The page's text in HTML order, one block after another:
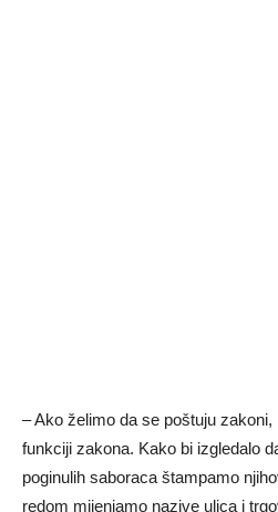
– Ako želimo da se poštuju
funkciji zakona. Kako bi izgledalo
poginulih saboraca štampamo
redom mijenjamo nazive ulica i